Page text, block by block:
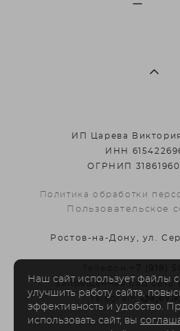
ИП Царева
ИНН
ОГРНИП
Политика обработки
Пользовательское
Ростов-на-Дону, ул.
Запрещенная соц.сеть
Telegram
Наш сайт использует файлы
улучшить работу сайта,
эффективность и удобство.
использовать сайт, вы